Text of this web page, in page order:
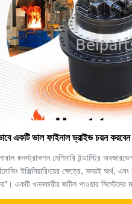
ভারী যন্ত্রপাতি এবং
এবং খননকারীরা সমগ্র প্রকল্পের
মধ্যে, চূড়ান্ত ড্রাইভ (ট্রাভেল
জলবাহী শক্তিকে যান্ত্রিক চা...